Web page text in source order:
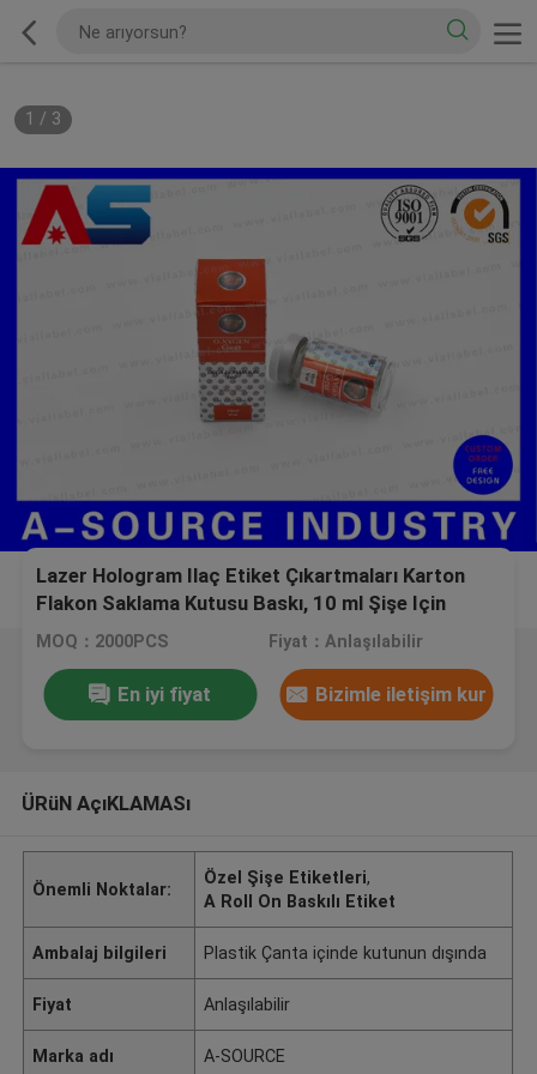
1 / 3
Lazer Hologram Ilaç Etiket Çıkartmaları Karton
Flakon Saklama Kutusu Baskı, 10 ml Şişe Için
Etiket Boyutu
MOQ：2000PCS Fiyat：Anlaşılabilir
En iyi fiyat Bizimle iletişim kur
ÜRüN AçıKLAMASı
Önemli Noktalar:
Özel Şişe Etiketleri,
A Roll On Baskılı Etiket
Ambalaj bilgileri Plastik Çanta içinde kutunun dışında
Fiyat Anlaşılabilir
Marka adı A-SOURCE